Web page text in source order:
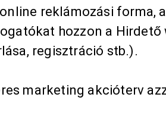
reklámozási forma,
hozzon a
regisztráció stb.).
marketing akcióterv